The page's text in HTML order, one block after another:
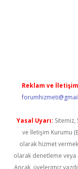
Reklam ve
Yasal Uyarı: Sitemiz,
ve İletişim Kurumu
olarak hizmet
olarak denetleme veya
Ancak, üyelerimiz